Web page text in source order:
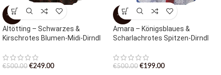
-50%
Altötting – Schwarzes &
Kirschrotes Blumen-Midi-Dirndl
€500.00 €249.00
-60%
Amara – Königsblaues &
Scharlachrotes Spitzen-Dirndl
€500.00 €199.00